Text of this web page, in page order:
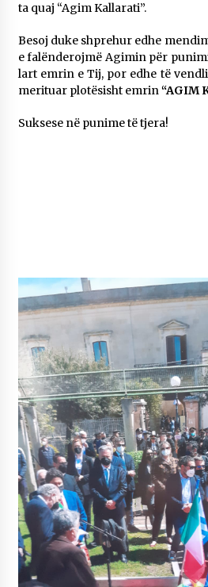
ta quaj “Agim Kallarati”.
Besoj duke shprehur edhe
e falënderojmë Agimin për
lart emrin e Tij, por edhe të
merituar plotësisht emrin“AGIM
Suksese në punime të tjera!